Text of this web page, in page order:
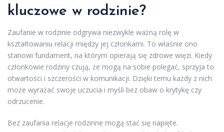
kluczowe w rodzinie?
Zaufanie w rodzinie odgrywa niezwykle ważną rolę w
kształtowaniu relacji między jej członkami. To właśnie ono
stanowi fundament, na którym opierają się zdrowe więzi. Kiedy
członkowie rodziny czują, że mogą na sobie polegać, sprzyja to
otwartości i szczerości w komunikacji. Dzięki temu każdy z nich
może wyrażać swoje uczucia i myśli bez obaw o krytykę czy
odrzucenie.
Bez zaufania relacje rodzinne mogą stać się napięte.